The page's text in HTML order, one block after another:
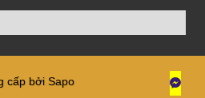
cấp bởi Sapo